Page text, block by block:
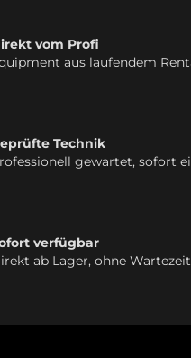
vom Profi
aus laufendem
Technik
gewartet, sofort
verfügbar
ab Lager, ohne